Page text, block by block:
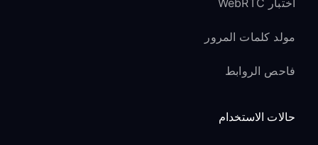
اختبار WebRTC
مولد كلمات المرور
فاحص الروابط
حالات الاستخدام